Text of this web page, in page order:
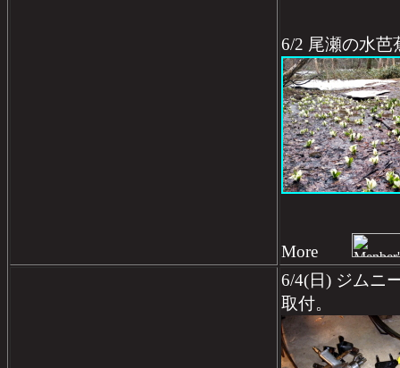
6/2 尾瀬の水芭
More
6/4(日) ジムニ
取付。